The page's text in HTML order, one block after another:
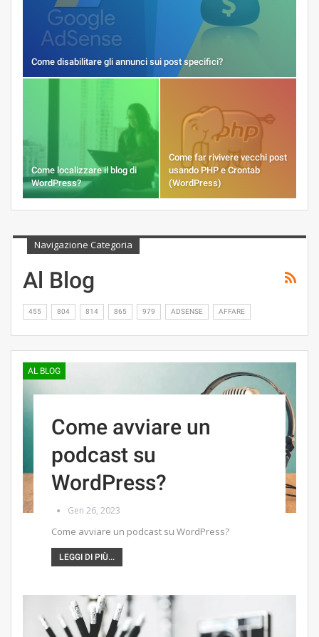
Come disabilitare gli annunci sui post specifici?
Come localizzare il blog di
WordPress?
Come far rivivere vecchi post
usando PHP e Crontab
(WordPress)
Navigazione Categoria
Al Blog
455 804 814 865 979 ADSENSE AFFARE
AL BLOG
Come avviare un
podcast su
WordPress?
Gen 26, 2023
Come avviare un podcast su WordPress?
LEGGI DI PIÙ...